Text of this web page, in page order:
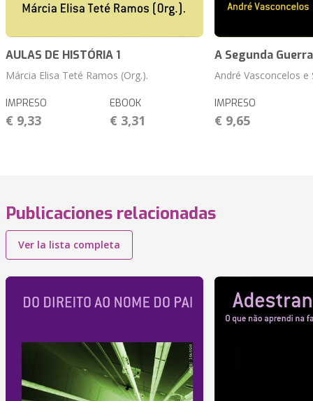
AULAS DE HISTÓRIA 1
Márcia Elisa Teté Ramos (Org.).
IMPRESO
€ 9,33
EBOOK
€ 3,31
A Segunda
André Vasconcelos e
IMPRESO
€ 9,65
Publicaciones relacionadas
Ver la lista completa